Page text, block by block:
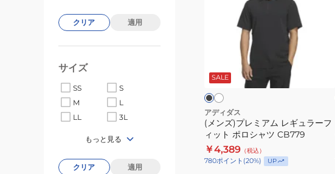
レ
ギ
ュ
ラ
ー
フ
SALE
アディダス
(メンズ)プレミアム レギュラーフ
ィット ポロシャツ CB779
￥4,389 （税込）
780ポイント (20%) UP
ホ
ワ
イ
ト
ラ
ッ
ク
ス
グ
クリア 適用
サイズ
SS
S
M
L
LL
3L
もっと見る
クリア 適用